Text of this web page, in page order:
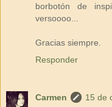
borbotón de
versoooo...
Gracias siempre.
Responder
Carmen
15 de